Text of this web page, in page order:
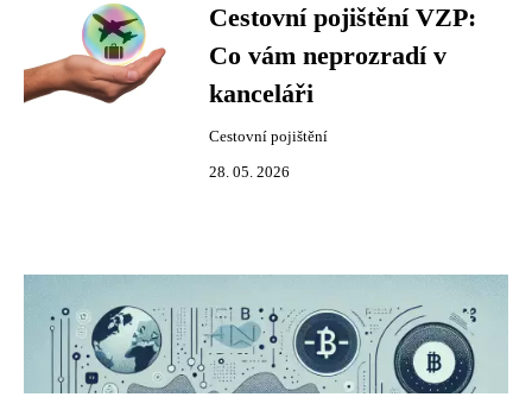
Cestovní pojištění VZP:
Co vám neprozradí v
kanceláři
Cestovní pojištění
28. 05. 2026